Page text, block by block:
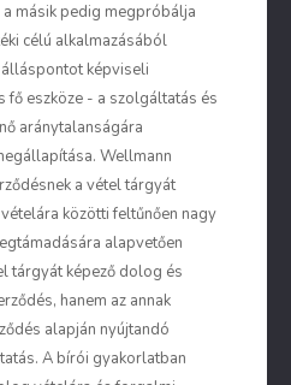
másik pedig megpróbálja
célú alkalmazásából
álláspontot képviseli
fő eszköze - a szolgáltatás és
aránytalanságára
Wellmann
a vétel tárgyát
közötti feltűnően nagy
alapvetően
tárgyát képező dolog és
hanem az annak
alapján nyújtandó
A bírói gyakorlatban